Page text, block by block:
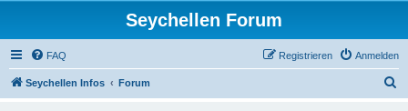
Seychellen Forum
FAQ Anmelden
Registrieren
Seychellen Infos Forum